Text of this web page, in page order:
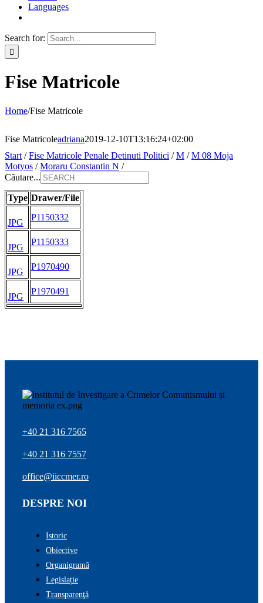
Languages
Search for:
Fise Matricole
Home/Fise Matricole
Fise Matricoleadriana2019-12-10T13:16:24+02:00
Start /Fise Matricole Penale Detinuti Politici /M /M 08 Moja
Motyos /Moraru Constantin N /
Căutare...
Type Drawer/File
JPG
P1150332
JPG
P1150333
JPG
P1970490
JPG
P1970491
+40 21 316 7565
+40 21 316 7557
office@iiccmer.ro
DESPRE NOI
Istoric
Obiective
Organigramă
Legislație
Transparenţă